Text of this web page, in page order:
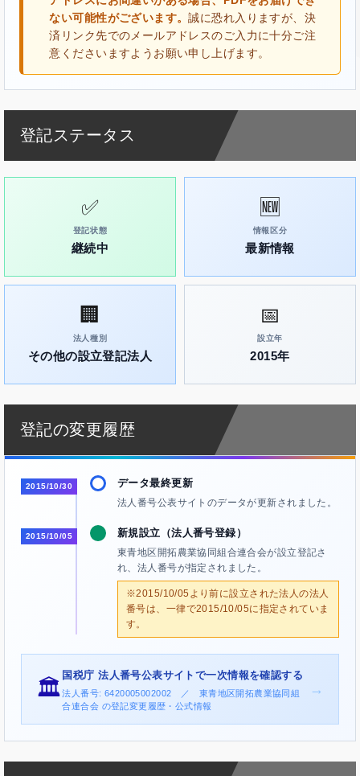
ない可能性がございます。誠に恐れ入りますが、決
済リンク先でのメールアドレスのご入力に十分ご注
意くださいますようお願い申し上げます。
登記ステータス
✅
登記状態
継続中
🆕
情報区分
最新情報
🏢
法人種別
その他の設立登記法人
📅
設立年
2015年
登記の変更履歴
2015/10/30 データ最終更新
法人番号公表サイトのデータが更新されました。
2015/10/05 新規設立（法人番号登録）
東青地区開拓農業協同組合連合会が設立登記さ
れ、法人番号が指定されました。
※2015/10/05より前に設立された法人の法人
番号は、一律で2015/10/05に指定されていま
す。
🏛️
国税庁 法人番号公表サイトで一次情報を確認する
法人番号: 6420005002002 ／ 東青地区開拓農業協同組
合連合会 の登記変更履歴・公式情報
→